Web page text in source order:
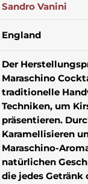
Sandro Vanini
England
Der
Maraschino
traditionelle
Techniken, um
präsentieren.
Karamellisieren
Maraschino-
natürlichen
die jedes